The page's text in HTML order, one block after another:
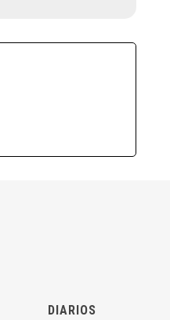
DIARIOS